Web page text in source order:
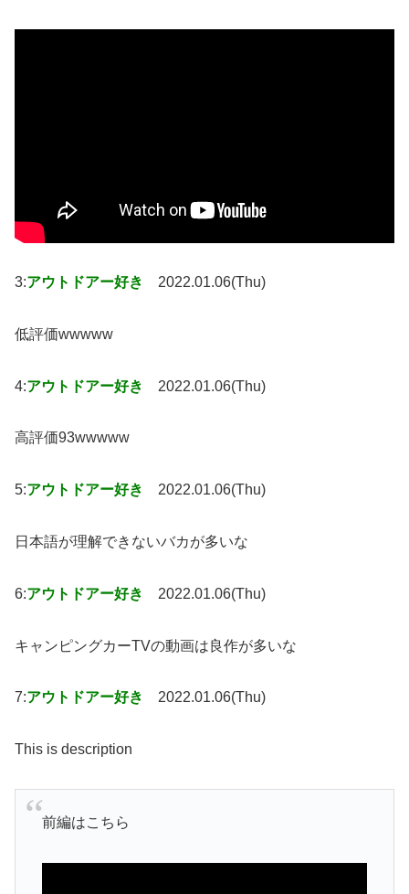
3:アウトドアー好き 2022.01.06(Thu)
低評価wwwww
4:アウトドアー好き 2022.01.06(Thu)
高評価93wwwww
5:アウトドアー好き 2022.01.06(Thu)
日本語が理解できないバカが多いな
6:アウトドアー好き 2022.01.06(Thu)
キャンピングカーTVの動画は良作が多いな
7:アウトドアー好き 2022.01.06(Thu)
This is description
前編はこちら